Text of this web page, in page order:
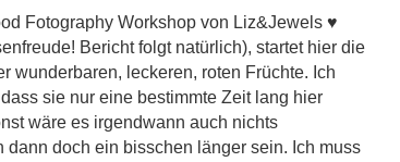
Fotography Workshop von Liz&Jewels ♥
Bericht folgt natürlich), startet hier die
wunderbaren, leckeren, roten Früchte. Ich
sie nur eine bestimmte Zeit lang hier
wäre es irgendwann auch nichts
doch ein bisschen länger sein. Ich muss